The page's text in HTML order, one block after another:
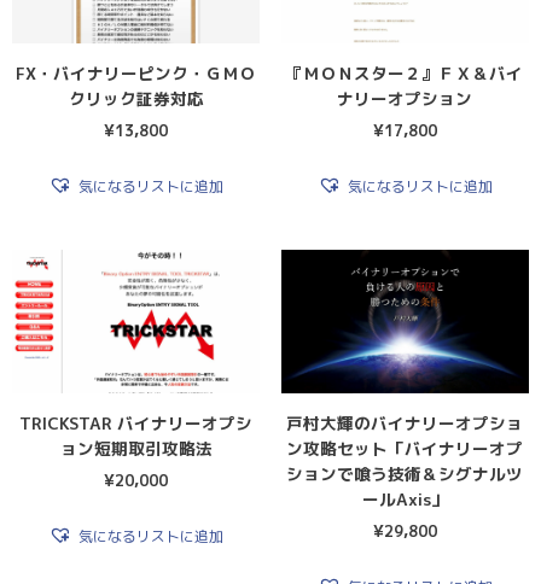
FX・バイナリーピンク・ＧＭＯ
クリック証券対応
¥13,800
気になるリストに追加
『ＭＯＮスター２』ＦＸ＆バイ
ナリーオプション
¥17,800
気になるリストに追加
TRICKSTAR バイナリーオプシ
ョン短期取引攻略法
¥20,000
気になるリストに追加
戸村大輝のバイナリーオプショ
ン攻略セット「バイナリーオプ
ションで喰う技術＆シグナルツ
ールAxis」
¥29,800